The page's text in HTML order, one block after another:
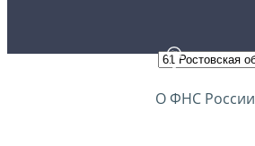
О ФНС России